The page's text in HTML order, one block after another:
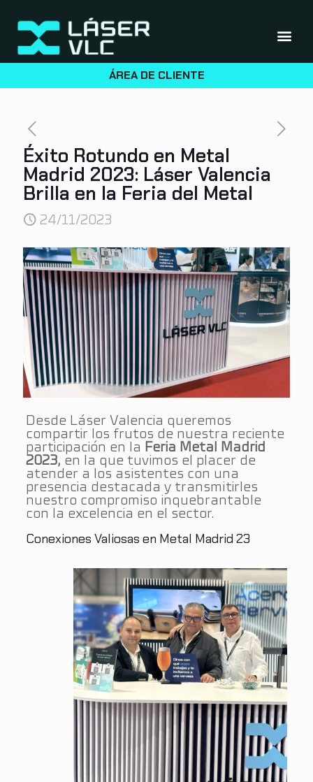
ÁREA DE CLIENTE
Éxito Rotundo en Metal
Madrid 2023: Láser Valencia
Brilla en la Feria del Metal
24/11/2023
Desde Láser Valencia queremos
compartir los frutos de nuestra reciente
participación en la Feria Metal Madrid
2023, en la que tuvimos el placer de
atender a los asistentes con una
presencia destacada y transmitirles
nuestro compromiso inquebrantable
con la excelencia en el sector.
Conexiones Valiosas en Metal Madrid 23